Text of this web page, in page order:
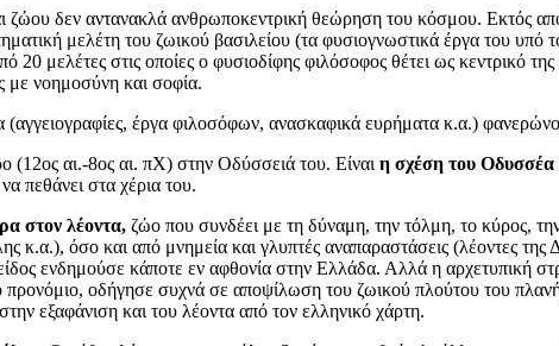
δεν αντανακλά ανθρωποκεντρική θεώρηση του κόσμου. Εκτός
μελέτη του ζωικού βασιλείου (τα φυσιογνωστικά έργα του υπό
μελέτες στις οποίες ο φυσιοδίφης φιλόσοφος θέτει ως κεντρικό
με νοημοσύνη και σοφία.
έργα φιλοσόφων, ανασκαφικά ευρήματα κ.α.)
(12ος αι.-8ος αι. πΧ) στην Οδύσσειά του. Είναι η σχέση του Οδυσσέα
πεθάνει στα χέρια του.
στον λέοντα, ζώο που συνδέει με τη δύναμη, την τόλμη, το κύρος,
κ.α.), όσο και από μνημεία και γλυπτές αναπαραστάσεις (λέοντες
ενδημούσε κάποτε εν αφθονία στην Ελλάδα. Αλλά η αρχετυπική
οδήγησε συχνά σε αποψίλωση του ζωικού πλούτου του
εξαφάνιση και του λέοντα από τον ελληνικό χάρτη.